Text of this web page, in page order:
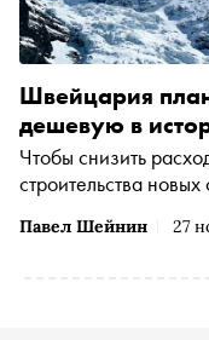
Павел Шейнин 27
Швейцария
дешевую в
Чтобы снизить
строительства